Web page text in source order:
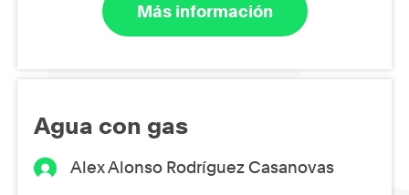
Más información
Agua con gas
Alex Alonso Rodríguez Casanovas